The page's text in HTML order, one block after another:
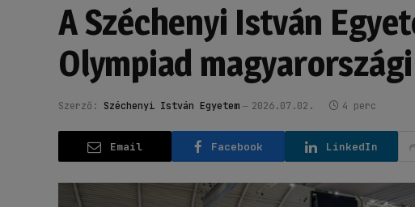
A Széchenyi István
Olympiad
Szerző: Széchenyi István Egyetem 2026.07.02. 4 perc
Email Facebook LinkedIn